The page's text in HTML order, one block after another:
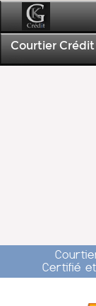
Courtier
Certifié